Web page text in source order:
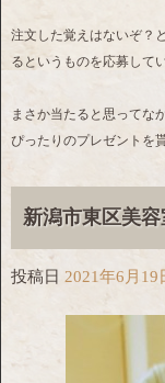
注文した覚えはないぞ？
るというものを応募して
まさか当たると思ってな
ぴったりのプレゼントを
新潟市東区美
投稿日 2021年6月19